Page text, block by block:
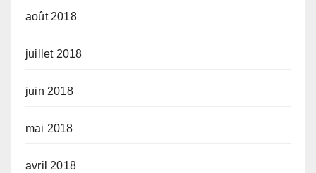
août 2018
juillet 2018
juin 2018
mai 2018
avril 2018